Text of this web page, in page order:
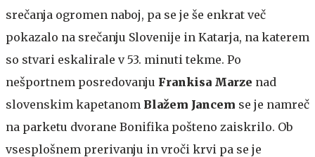
srečanja ogromen naboj, pa se je še enkrat več
pokazalo na srečanju Slovenije in Katarja, na katerem
so stvari eskalirale v 53. minuti tekme. Po
nešportnem posredovanju Frankisa Marze nad
slovenskim kapetanom Blažem Jancem se je namreč
na parketu dvorane Bonifika pošteno zaiskrilo. Ob
vsesplošnem prerivanju in vroči krvi pa se je